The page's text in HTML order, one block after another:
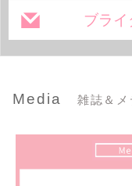
ブラ
Media 雑誌＆